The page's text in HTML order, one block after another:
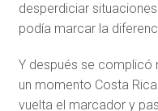
desperdiciar
podía marcar la
Y después se complicó
un momento Costa
vuelta el marcador y